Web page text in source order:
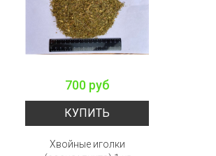
700 руб
КУПИТЬ
Хвойные иголки